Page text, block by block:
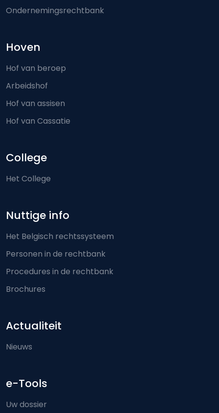
Ondernemingsrechtbank
Hoven
Hof van beroep
Arbeidshof
Hof van assisen
Hof van Cassatie
College
Het College
Nuttige info
Het Belgisch rechtssysteem
Personen in de rechtbank
Procedures in de rechtbank
Brochures
Actualiteit
Nieuws
e-Tools
Uw dossier